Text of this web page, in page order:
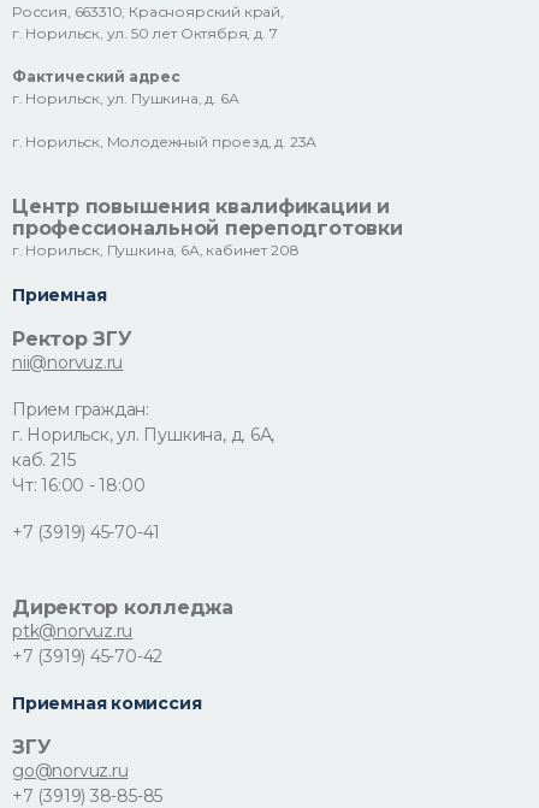
Россия, 663310, Красноярский край,
г. Норильск, ул. 50 лет Октября, д. 7
Фактический адрес
г. Норильск, ул. Пушкина, д. 6А
г. Норильск, Молодежный проезд, д. 23А
Центр повышения квалификации и
профессиональной переподготовки
г. Норильск, Пушкина, 6А, кабинет 208
Приемная
Ректор ЗГУ
nii@norvuz.ru
Прием граждан:
г. Норильск, ул. Пушкина, д. 6А,
каб. 215
Чт: 16:00 - 18:00
+7 (3919) 45-70-41
Директор колледжа
ptk@norvuz.ru
+7 (3919) 45-70-42
Приемная комиссия
ЗГУ
go@norvuz.ru
+7 (3919) 38-85-85